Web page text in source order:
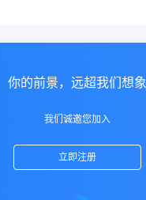
你的前景，远超我们想象
我们诚邀您加入
立即注册